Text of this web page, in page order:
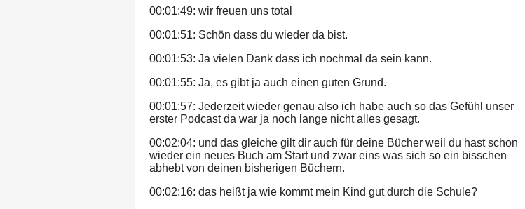
00:01:49: wir freuen uns total
00:01:51: Schön dass du wieder da bist.
00:01:53: Ja vielen Dank dass ich nochmal da sein kann.
00:01:55: Ja, es gibt ja auch einen guten Grund.
00:01:57: Jederzeit wieder genau also ich habe auch so das Gefühl unser
erster Podcast da war ja noch lange nicht alles gesagt.
00:02:04: und das gleiche gilt dir auch für deine Bücher weil du hast schon
wieder ein neues Buch am Start und zwar eins was sich so ein bisschen
abhebt von deinen bisherigen Büchern.
00:02:16: das heißt ja wie kommt mein Kind gut durch die Schule?